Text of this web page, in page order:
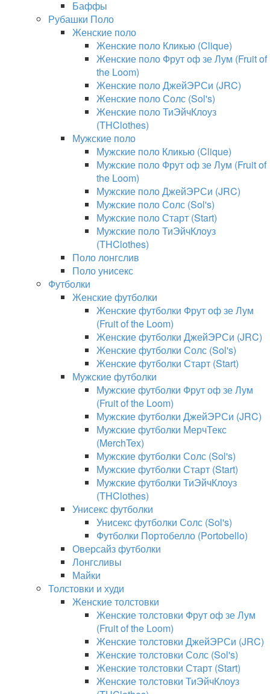
Баффы
Рубашки Поло
Женские поло
Женские поло Кликью (Clique)
Женские поло Фрут оф зе Лум (Fruit of
the Loom)
Женские поло ДжейЭРСи (JRC)
Женские поло Солс (Sol's)
Женские поло ТиЭйчКлоуз
(THClothes)
Мужские поло
Мужские поло Кликью (Clique)
Мужские поло Фрут оф зе Лум (Fruit of
the Loom)
Мужские поло ДжейЭРСи (JRC)
Мужские поло Солс (Sol's)
Мужские поло Старт (Start)
Мужские поло ТиЭйчКлоуз
(THClothes)
Поло лонгслив
Поло унисекс
Футболки
Женские футболки
Женские футболки Фрут оф зе Лум
(Fruit of the Loom)
Женские футболки ДжейЭРСи (JRC)
Женские футболки Солс (Sol's)
Женские футболки Старт (Start)
Мужские футболки
Мужские футболки Фрут оф зе Лум
(Fruit of the Loom)
Мужские футболки ДжейЭРСи (JRC)
Мужские футболки МерчТекс
(MerchTex)
Мужские футболки Солс (Sol's)
Мужские футболки Старт (Start)
Мужские футболки ТиЭйчКлоуз
(THClothes)
Унисекс футболки
Унисекс футболки Солс (Sol's)
Футболки Портобелло (Portobello)
Оверсайз футболки
Лонгсливы
Майки
Толстовки и худи
Женские толстовки
Женские толстовки Фрут оф зе Лум
(Fruit of the Loom)
Женские толстовки ДжейЭРСи (JRC)
Женские толстовки Солс (Sol's)
Женские толстовки Старт (Start)
Женские толстовки ТиЭйчКлоуз